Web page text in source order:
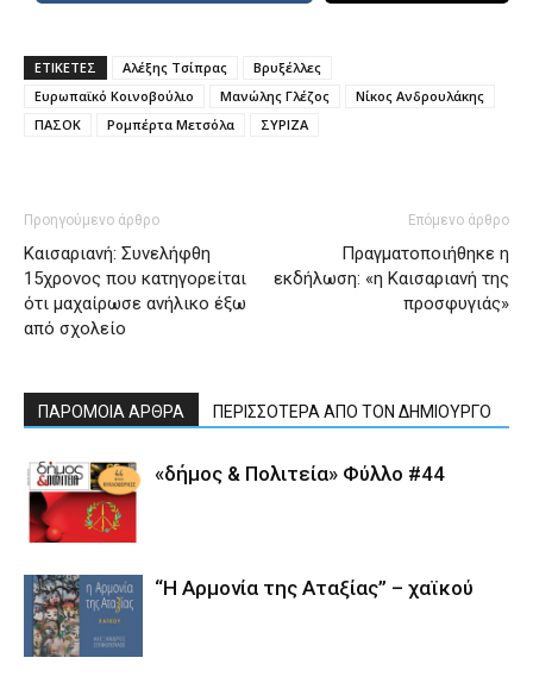
ΕΤΙΚΕΤΕΣ Αλέξης Τσίπρας
Βρυξέλλες
Ευρωπαϊκό Κοινοβούλιο
Μανώλης Γλέζος
Νίκος Ανδρουλάκης
ΠΑΣΟΚ
Ρομπέρτα Μετσόλα ΣΥΡΙΖΑ
Προηγούμενο άρθρο
Καισαριανή: Συνελήφθη
15χρονος που κατηγορείται
ότι μαχαίρωσε ανήλικο έξω
από σχολείο
Επόμενο άρθρο
Πραγματοποιήθηκε η
εκδήλωση: «η Καισαριανή της
προσφυγιάς»
ΠΑΡΟΜΟΙΑ ΑΡΘΡΑ ΠΕΡΙΣΣΟΤΕΡΑ ΑΠΟ ΤΟΝ ΔΗΜΙΟΥΡΓΟ
«δήμος & Πολιτεία» Φύλλο #44
“Η Αρμονία της Αταξίας” – χαϊκού